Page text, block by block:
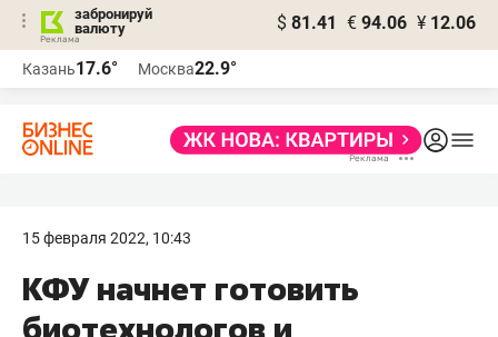
забронируй
валюту
$ 81.41 € 94.06 ¥ 12.06
Казань17.6° Москва22.9°
15 февраля 2022, 10:43
КФУ начнет готовить
биотехнологов и